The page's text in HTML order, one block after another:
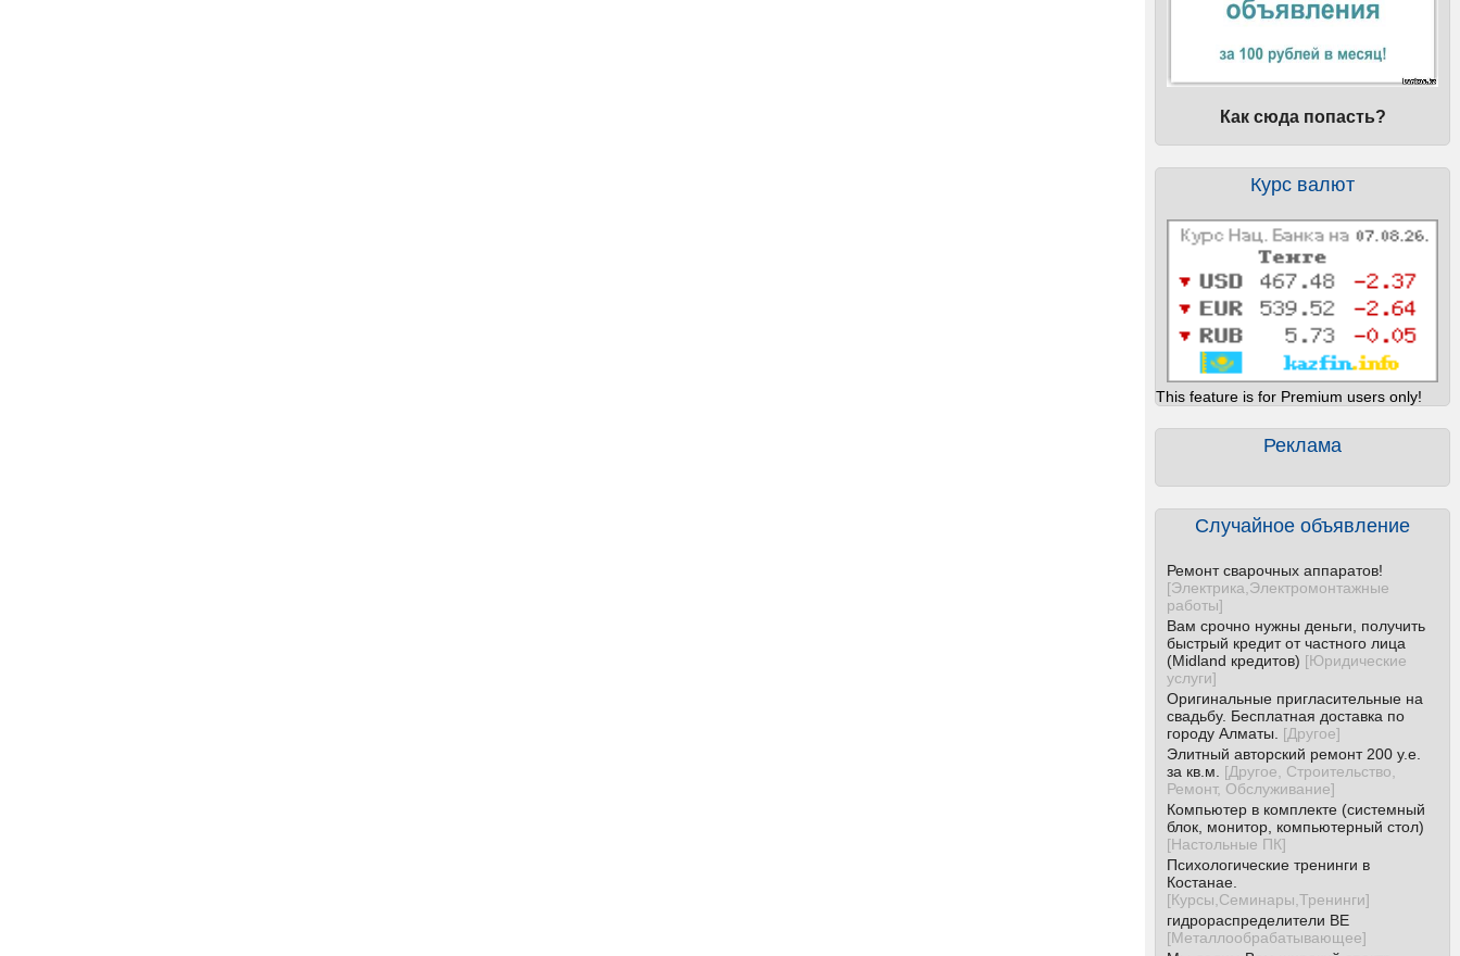
Как сюда попасть?
Курс валют
This feature is for Premium users only!
Реклама
Случайное объявление
Ремонт сварочных аппаратов!
[Электрика,Электромонтажные
работы]
Вам срочно нужны деньги, получить
быстрый кредит от частного лица
(Midland кредитов) [Юридические
услуги]
Оригинальные пригласительные на
свадьбу. Бесплатная доставка по
городу Алматы.
[Другое]
Элитный авторский ремонт 200 у.е.
за кв.м.
[Другое, Строительство,
Ремонт, Обслуживание]
Компьютер в комплекте (системный
блок, монитор, компьютерный стол)
[Настольные ПК]
Психологические тренинги в
Костанае.
[Курсы,Семинары,Тренинги]
гидрораспределители ВЕ
[Металлообрабатывающее]